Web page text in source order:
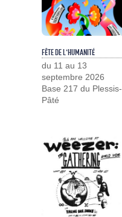
FÊTE DE L'HUMANITÉ
du 11 au 13
septembre 2026
Base 217 du Plessis-
Pâté